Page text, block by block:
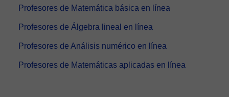
Profesores de Matemática básica en línea
Profesores de Álgebra lineal en línea
Profesores de Análisis numérico en línea
Profesores de Matemáticas aplicadas en línea